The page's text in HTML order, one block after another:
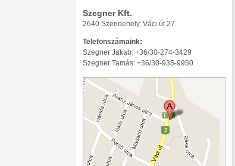
Szegner Kft.
2640 Szendehely, Váci út 27.
Telefonszámaink:
Szegner Jakab: +36/30-274-3429
Szegner Tamás: +36/30-935-9950